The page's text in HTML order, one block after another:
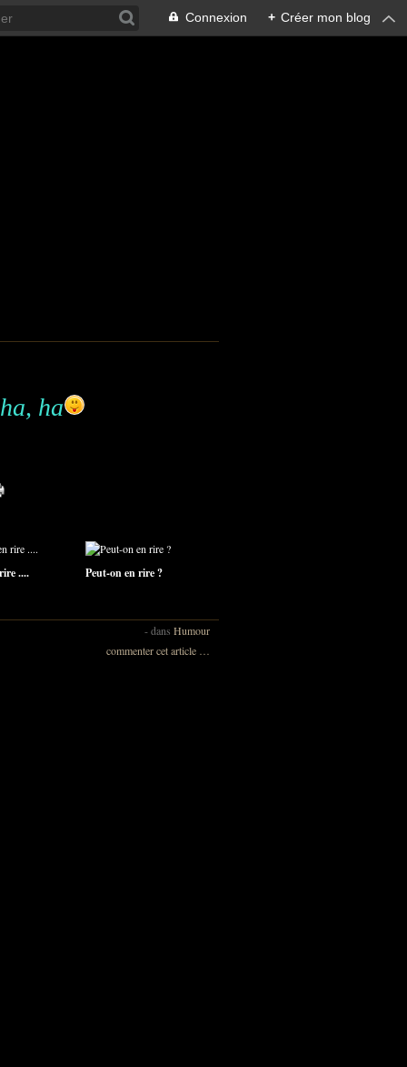
Connexion + Créer mon blog
ha
.... Peut-on en rire ?
-dans Humour
commenter cet article